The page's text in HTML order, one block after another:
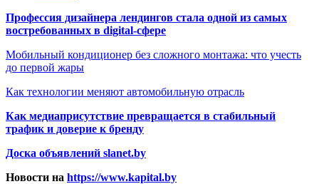
Профессия дизайнера лендингов стала одной из самых
востребованных в digital-сфере
Мобильный кондиционер без сложного монтажа: что учесть
до первой жары
Как технологии меняют автомобильную отрасль
Как медиаприсутствие превращается в стабильный
трафик и доверие к бренду
Доска объявлений slanet.by
Новости на https://www.kapital.by